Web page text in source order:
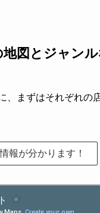
図とジャン
、まずはそれぞれの
報が分かります！